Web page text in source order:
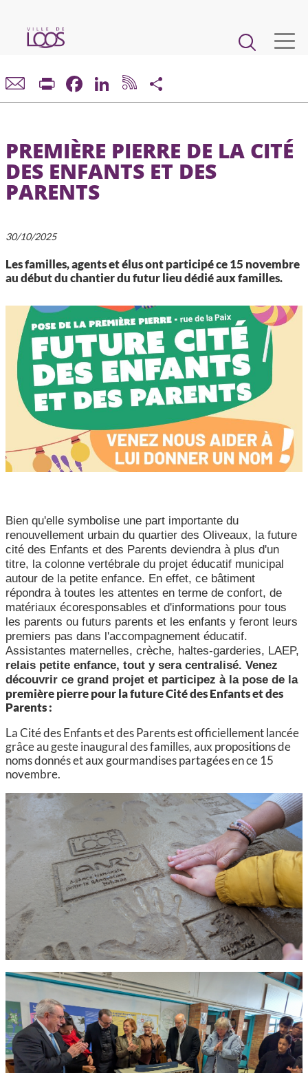
contenu
Main
navigation
VIE MUNICIPALE
CADRE DE VIE ET URBANISME
ECONOMIE ET EMPLOI
ENFANCE, JEUNESSE, ÉDUCATION, RESTAURATION
CULTURE, SPORT, ASSOCIATIONS
CCAS, SOLIDARITÉ ET SANTÉ
POLICE MUNICIPALE
Print FacebookLinkedIn
PREMIÈRE PIERRE DE LA CITÉ
DES ENFANTS ET DES
PARENTS
30/10/2025
Les familles, agents et élus ont participé ce 15 novembre
au début du chantier du futur lieu dédié aux familles.
Bien qu'elle symbolise une part importante du
renouvellement urbain du quartier des Oliveaux, la future
cité des Enfants et des Parents deviendra à plus d'un
titre, la colonne vertébrale du projet éducatif municipal
autour de la petite enfance. En effet, ce bâtiment
répondra à toutes les attentes en terme de confort, de
matériaux écoresponsables et d'informations pour tous
les parents ou futurs parents et les enfants y feront leurs
premiers pas dans l'accompagnement éducatif.
Assistantes maternelles, crèche, haltes-garderies, LAEP,
relais petite enfance, tout y sera centralisé. Venez
découvrir ce grand projet et participez à la pose de la
première pierre pour la future Cité des Enfants et des
Parents :
La Cité des Enfants et des Parents est officiellement lancée
grâce au geste inaugural des familles, aux propositions de
noms donnés et aux gourmandises partagées en ce 15
novembre.